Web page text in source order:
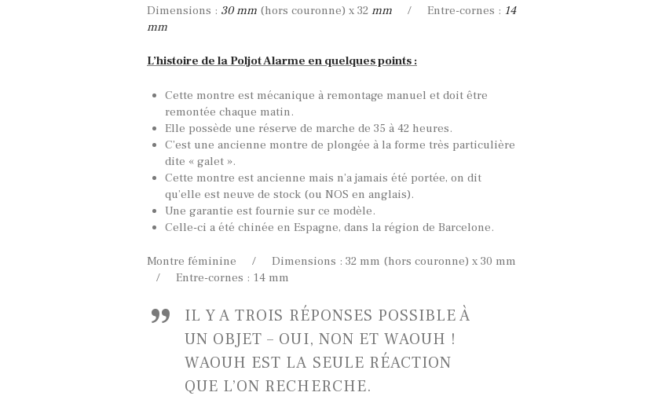
Dimensions : 30 mm (hors couronne) x 32 mm / Entre-cornes : 14
mm
L’histoire de la Poljot Alarme en quelques points :
Cette montre est mécanique à remontage manuel et doit être
remontée chaque matin.
Elle possède une réserve de marche de 35 à 42 heures.
C’est une ancienne montre de plongée à la forme très particulière
dite « galet ».
Cette montre est ancienne mais n’a jamais été portée, on dit
qu’elle est neuve de stock (ou NOS en anglais).
Une garantie est fournie sur ce modèle.
Celle-ci a été chinée en Espagne, dans la région de Barcelone.
Montre féminine / Dimensions : 32 mm (hors couronne) x 30 mm
/ Entre-cornes : 14 mm
IL Y A TROIS RÉPONSES POSSIBLE À
UN OBJET – OUI, NON ET WAOUH !
WAOUH EST LA SEULE RÉACTION
QUE L’ON RECHERCHE.